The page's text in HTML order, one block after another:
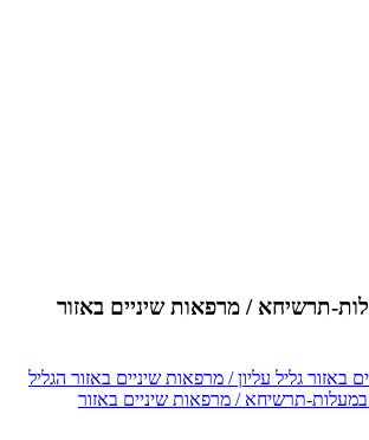
תרשיחא / מרפאות שיניים באזור
גליל עליון / מרפאות שיניים באזור הגליל
תרשיחא / מרפאות שיניים באזור